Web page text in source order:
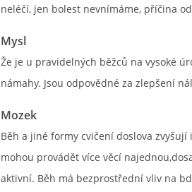
neléčí, jen bolest nevnímáme, příčina
Mysl
Že je u pravidelných běžců na vysoké
námahy. Jsou odpovědné za zlepšení
Mozek
Běh a jiné formy cvičení doslova
mohou provádět více věcí
aktivní. Běh má bezprostřední vliv na